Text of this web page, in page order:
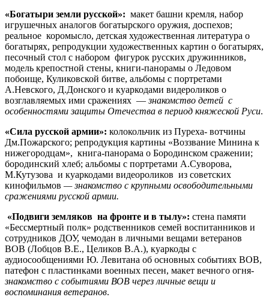
«Богатыри земли русской»: макет башни кремля, набор
игрушечных аналогов богатырского оружия, доспехов;
реальное коромысло, детская художественная литература о
богатырях, репродукции художественных картин о богатырях,
песочный стол с набором фигурок русских дружинников,
модель крепостной стены, книги-панорамы о Ледовом
побоище, Куликовской битве, альбомы с портретами
А.Невского, Д.Донского и куаркодами видероликов о
возглавляемых ими сражениях —знакомство детей с
особенностями защиты Отечества в период княжеской Руси.
«Сила русской армии»: колокольчик из Пуреха- вотчины
Дм.Пожарского; репродукция картины «Воззвание Минина к
нижегородцам», книга-панорама о Бородинском сражении;
бородинский хлеб; альбомы с портретами А.Суворова,
М.Кутузова и куаркодами видеороликов из советских
кинофильмов — знакомство с крупными освободительными
сражениями русской армии.
«Подвиги земляков на фронте и в тылу»: стена памяти
«Бессмертный полк» родственников семей воспитанников и
сотрудников ДОУ, чемодан в личными вещами ветеранов
ВОВ (Лобцов В.Е., Целиков В.А.), куаркоды с
аудиосообщениями Ю. Левитана об основных событиях ВОВ,
патефон с пластинками военных песен, макет вечного огня-
знакомство с событиями ВОВ через личные вещи и
воспоминания ветеранов.